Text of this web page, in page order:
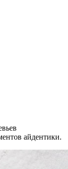
айдентики.